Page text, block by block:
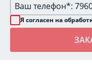
Я согласен на